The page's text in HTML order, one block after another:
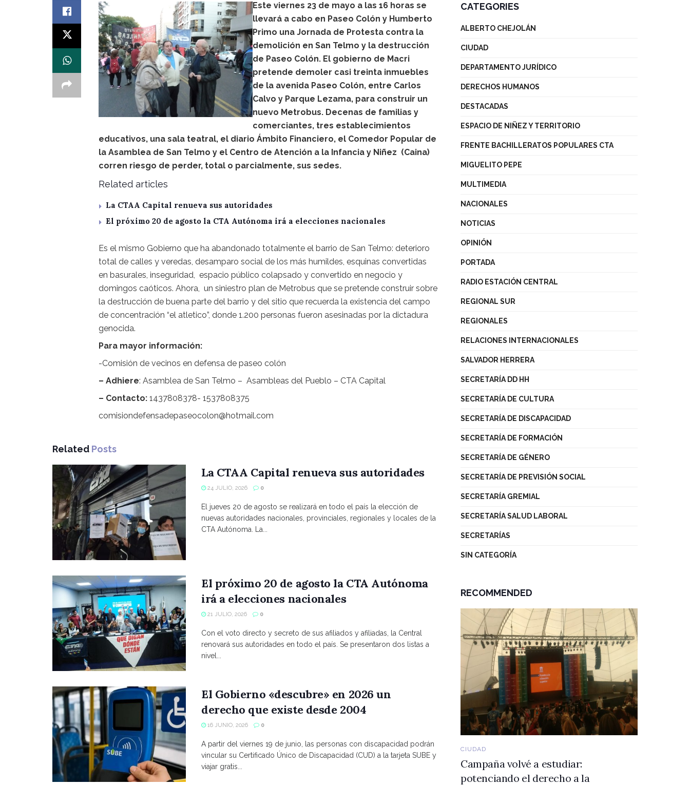
Este viernes 23 de mayo a las 16 horas se
llevará a cabo en Paseo Colón y Humberto
Primo una Jornada de Protesta contra la
demolición en San Telmo y la destrucción
de Paseo Colón. El gobierno de Macri
pretende demoler casi treinta inmuebles
de la avenida Paseo Colón, entre Carlos
Calvo y Parque Lezama, para construir un
nuevo Metrobus. Decenas de familias y
comerciantes, tres establecimientos
educativos, una sala teatral, el diario Ámbito Financiero, el Comedor Popular de
la Asamblea de San Telmo y el Centro de Atención a la Infancia y Niñez (Caina)
corren riesgo de perder, total o parcialmente, sus sedes.
Related articles
La CTAA Capital renueva sus autoridades
El próximo 20 de agosto la CTA Autónoma irá a elecciones nacionales
Es el mismo Gobierno que ha abandonado totalmente el barrio de San Telmo: deterioro
total de calles y veredas, desamparo social de los más humildes, esquinas convertidas
en basurales, inseguridad, espacio público colapsado y convertido en negocio y
domingos caóticos. Ahora, un siniestro plan de Metrobus que se pretende construir sobre
la destrucción de buena parte del barrio y del sitio que recuerda la existencia del campo
de concentración “el atletico”, donde 1.200 personas fueron asesinadas por la dictadura
genocida.
Para mayor información:
-Comisión de vecinos en defensa de paseo colón
– Adhiere: Asamblea de San Telmo – Asambleas del Pueblo – CTA Capital
– Contacto: 1437808378- 1537808375
comisiondefensadepaseocolon@hotmail.com
Related Posts
La CTAA Capital renueva sus autoridades
24 JULIO, 2026 0
El jueves 20 de agosto se realizará en todo el país la elección de
nuevas autoridades nacionales, provinciales, regionales y locales de la
CTA Autónoma. La...
El próximo 20 de agosto la CTA Autónoma
irá a elecciones nacionales
21 JULIO, 2026 0
Con el voto directo y secreto de sus afiliados y afiliadas, la Central
renovará sus autoridades en todo el país. Se presentaron dos listas a
nivel...
El Gobierno «descubre» en 2026 un
derecho que existe desde 2004
16 JUNIO, 2026 0
A partir del viernes 19 de junio, las personas con discapacidad podrán
vincular su Certificado Único de Discapacidad (CUD) a la tarjeta SUBE y
viajar gratis...
CATEGORIES
ALBERTO CHEJOLÁN
CIUDAD
DEPARTAMENTO JURÍDICO
DERECHOS HUMANOS
DESTACADAS
ESPACIO DE NIÑEZ Y TERRITORIO
FRENTE BACHILLERATOS POPULARES CTA
MIGUELITO PEPE
MULTIMEDIA
NACIONALES
NOTICIAS
OPINIÓN
PORTADA
RADIO ESTACIÓN CENTRAL
REGIONAL SUR
REGIONALES
RELACIONES INTERNACIONALES
SALVADOR HERRERA
SECRETARÍA DD HH
SECRETARÍA DE CULTURA
SECRETARÍA DE DISCAPACIDAD
SECRETARÍA DE FORMACIÓN
SECRETARÍA DE GÉNERO
SECRETARÍA DE PREVISIÓN SOCIAL
SECRETARÍA GREMIAL
SECRETARÍA SALUD LABORAL
SECRETARÍAS
SIN CATEGORÍA
RECOMMENDED
CIUDAD
Campaña volvé a estudiar:
potenciando el derecho a la